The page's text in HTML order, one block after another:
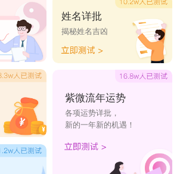
男生在讲，那么他们敏感的情绪就
在这段聊天中没有投入，所以在适
一些话题，让巨蟹座男生能够有新
们的情绪也会变得好转。
他
很喜欢听好话，所以你夸他夸得越
趣跟你聊，毕竟跟你聊天能够得到
男被夸的时候不会去分辨，对方是
姓名详批
揭秘姓名吉凶
紫微流年运势
各项运势详批，
新的一年新的机遇！